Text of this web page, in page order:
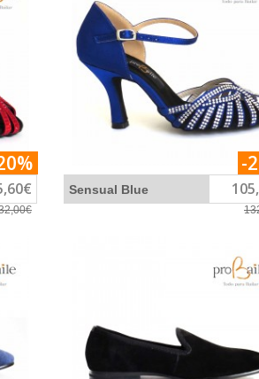
Sensual Blue
-